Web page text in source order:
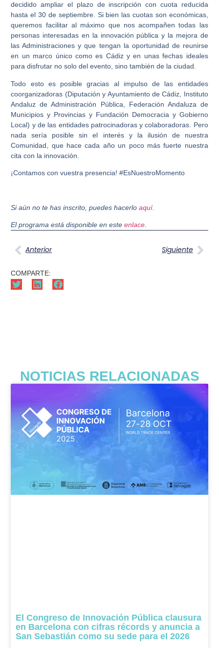
decidido ampliar el plazo de inscripción con cuota reducida
hasta el 30 de septiembre. Si bien las cuotas son económicas,
queremos facilitar al máximo que nos acompañen todas las
personas interesadas en la innovación pública y la mejora de
las Administraciones y que tengan la oportunidad de reunirse
en un marco único como es Cádiz y en unas fechas ideales
para disfrutar no solo del evento, sino también de la ciudad.
Todo esto es posible gracias al impulso de las entidades
coorganizadoras (Diputación y Ayuntamiento de Cádiz, Instituto
Andaluz de Administración Pública, Federación Andaluza de
Municipios y Provincias y Fundación Democracia y Gobierno
Local) y de las entidades patrocinadoras y colaboradoras. Pero
nada sería posible sin el interés y la ilusión de nuestra
Comunidad, que hace cada año un poco más fuerte nuestra
cita con la innovación.
¡Contamos con vuestra presencia! #EsNuestroMomento
Si aún no te has inscrito, puedes hacerloaquí.
El programa está disponible en esteenlace.
Anterior Siguiente
COMPARTE:
NOTICIAS RELACIONADAS
El Congreso de Innovación Pública clausura
en Barcelona con cifras récords y anuncia a
San Sebastián como su sede para el 2026